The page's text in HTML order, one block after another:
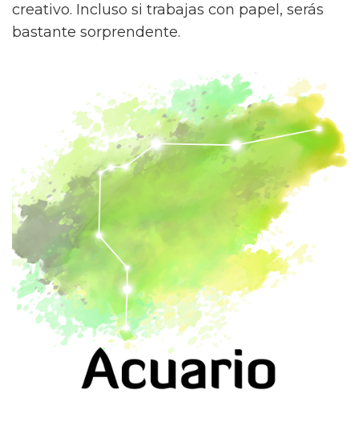
creativo. Incluso si trabajas con papel, serás
bastante sorprendente.